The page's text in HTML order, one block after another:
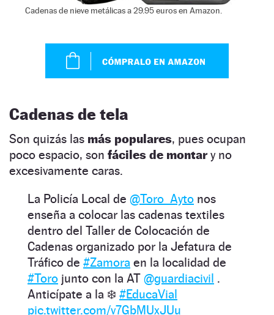
Cadenas de nieve metálicas a 29.95 euros en Amazon.
Cadenas de tela
Son quizás las más populares, pues ocupan
poco espacio, son fáciles de montary no
excesivamente caras.
La Policía Local de @Toro_Ayto nos
enseña a colocar las cadenas textiles
dentro del Taller de Colocación de
Cadenas organizado por la Jefatura de
Tráfico de #Zamora en la localidad de
#Toro junto con la AT @guardiacivil .
Anticípate a la ❄️ #EducaVial
pic.twitter.com/v7GbMUxJUu